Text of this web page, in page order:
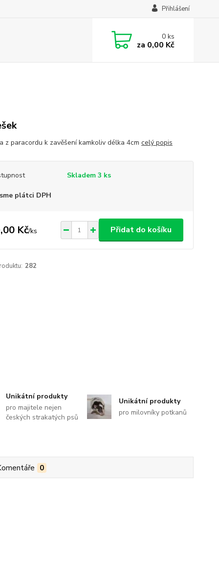
Přihlášení
0ks
za 0,00 Kč
z paracordu k zavěšení kamkoliv délka 4cm celý popis
Skladem 3 ks
plátci DPH
Kč/ks Přidat do košíku
282
Unikátní produkty
pro majitele nejen
českých strakatých psů
Unikátní produkty
pro milovníky potkanů
0